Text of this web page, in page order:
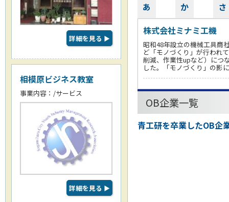
詳細を見る ▶
相模原ビジネス教室
事業内容：/サービス
詳細を見る ▶
あ か
さ
株式会社ミナミ工機
昭和48年設立の機械工具商
ど「モノづくり」が行われ
削減、作業性upなど）につ
した。「モノづくり」の影
OB企業一覧
青工研を卒業したOB企